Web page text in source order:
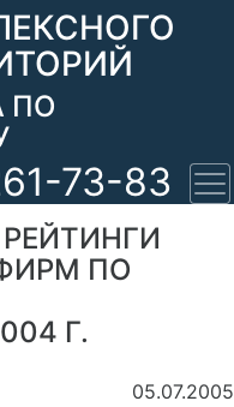
ПО
73-83
ПО
Г.
05.07.2005